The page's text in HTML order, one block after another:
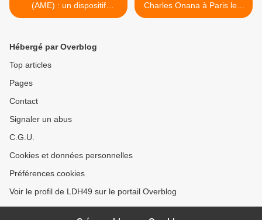
(AME) : un dispositif
essentiel de santé publique
Charles Onana à Paris le 7
octobre 2024 >
Hébergé par Overblog
Top articles
Pages
Contact
Signaler un abus
C.G.U.
Cookies et données personnelles
Préférences cookies
Voir le profil de LDH49 sur le portail Overblog